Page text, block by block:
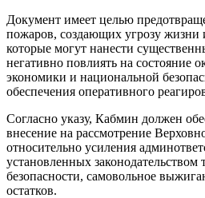
Документ имеет целью
пожаров, создающих угрозу жизни
которые могут нанести
негативно повлиять на состояние
экономики и национальной
обеспечения оперативного
Согласно указу, Кабмин должен
внесение на рассмотрение
относительно усиления
установленных
безопасности, самовольное
остатков.